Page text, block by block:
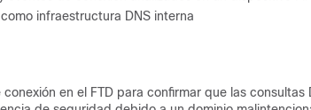
infraestructura DNS interna
en el FTD para confirmar que las